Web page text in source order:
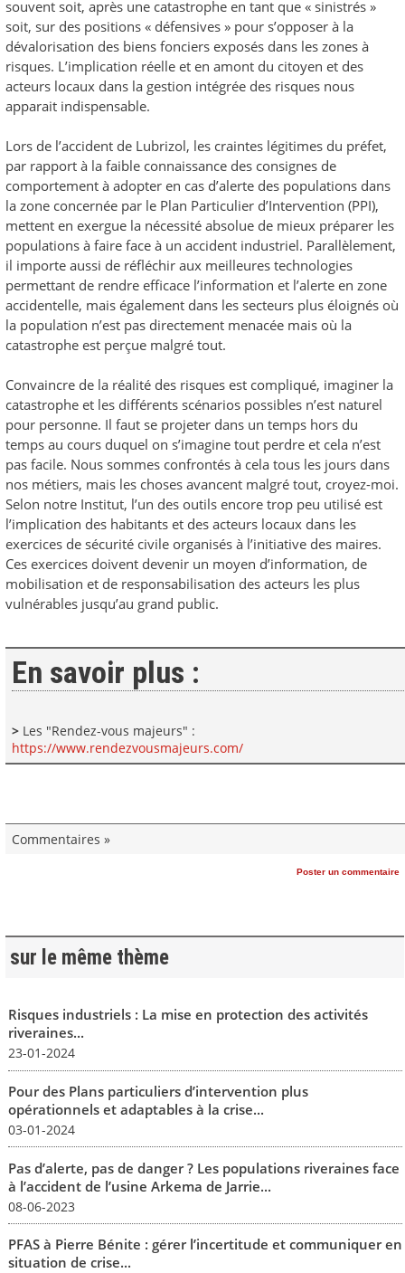
souvent soit, après une catastrophe en tant que « sinistrés »
soit, sur des positions « défensives » pour s’opposer à la
dévalorisation des biens fonciers exposés dans les zones à
risques. L’implication réelle et en amont du citoyen et des
acteurs locaux dans la gestion intégrée des risques nous
apparait indispensable.
Lors de l’accident de Lubrizol, les craintes légitimes du préfet,
par rapport à la faible connaissance des consignes de
comportement à adopter en cas d’alerte des populations dans
la zone concernée par le Plan Particulier d’Intervention (PPI),
mettent en exergue la nécessité absolue de mieux préparer les
populations à faire face à un accident industriel. Parallèlement,
il importe aussi de réfléchir aux meilleures technologies
permettant de rendre efficace l’information et l’alerte en zone
accidentelle, mais également dans les secteurs plus éloignés où
la population n’est pas directement menacée mais où la
catastrophe est perçue malgré tout.
Convaincre de la réalité des risques est compliqué, imaginer la
catastrophe et les différents scénarios possibles n’est naturel
pour personne. Il faut se projeter dans un temps hors du
temps au cours duquel on s’imagine tout perdre et cela n’est
pas facile. Nous sommes confrontés à cela tous les jours dans
nos métiers, mais les choses avancent malgré tout, croyez-moi.
Selon notre Institut, l’un des outils encore trop peu utilisé est
l’implication des habitants et des acteurs locaux dans les
exercices de sécurité civile organisés à l’initiative des maires.
Ces exercices doivent devenir un moyen d’information, de
mobilisation et de responsabilisation des acteurs les plus
vulnérables jusqu’au grand public.
En savoir plus :
>Les "Rendez-vous majeurs" :
https://www.rendezvousmajeurs.com/
Commentaires »
Poster un commentaire
sur le même thème
Risques industriels : La mise en protection des activités
riveraines...
23-01-2024
Pour des Plans particuliers d’intervention plus
opérationnels et adaptables à la crise...
03-01-2024
Pas d’alerte, pas de danger ? Les populations riveraines face
à l’accident de l’usine Arkema de Jarrie...
08-06-2023
PFAS à Pierre Bénite : gérer l’incertitude et communiquer en
situation de crise...